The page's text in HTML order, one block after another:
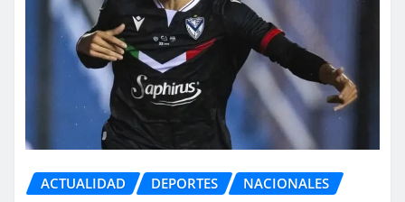
ACTUALIDAD DEPORTES NACIONALES